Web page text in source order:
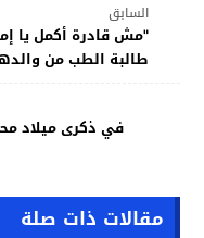
السابق
"مش قادرة أكمل يا
طالبة الطب من
في ذكرى ميلاد
مقالات ذات صلة